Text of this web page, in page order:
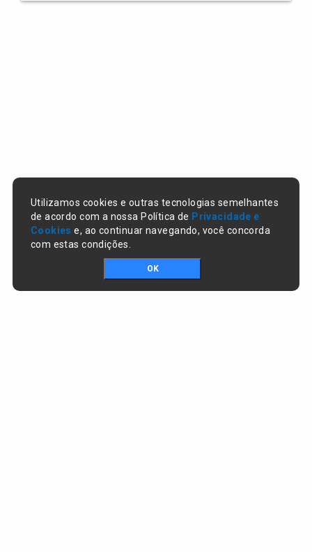
Utilizamos cookies e outras tecnologias semelhantes
de acordo com a nossa Política de Privacidade e
Cookies e, ao continuar navegando, você concorda
com estas condições.
OK